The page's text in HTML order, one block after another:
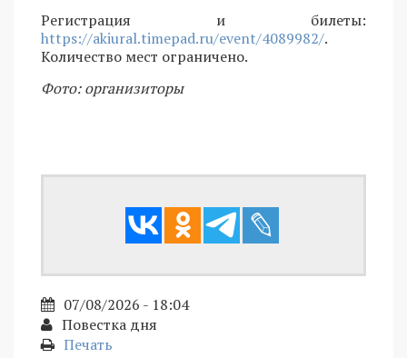
Регистрация и билеты:
https://akiural.timepad.ru/event/4089982/.
Количество мест ограничено.
Фото: организиторы
07/08/2026 - 18:04
Повестка дня
Печать